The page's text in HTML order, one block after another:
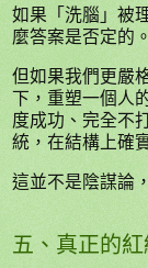
如果「洗腦」被
麼答案是否定的。
但如果我們更嚴
下，重塑一個人
度成功、完全不
統，在結構上確
這並不是陰謀論
五、真正的紅